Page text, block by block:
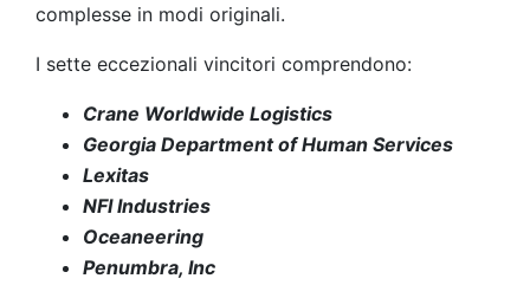
complesse in modi originali.
I sette eccezionali vincitori comprendono:
Crane Worldwide Logistics
Georgia Department of Human Services
Lexitas
NFI Industries
Oceaneering
Penumbra, Inc